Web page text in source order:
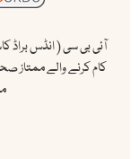
آئی بی سی ( انڈس براڈ
کام کرنے والے ممتاز